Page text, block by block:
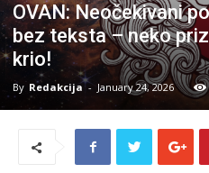
OVAN: Neočekivani
bez teksta – neko
krio!
By Redakcija - January 24, 2026